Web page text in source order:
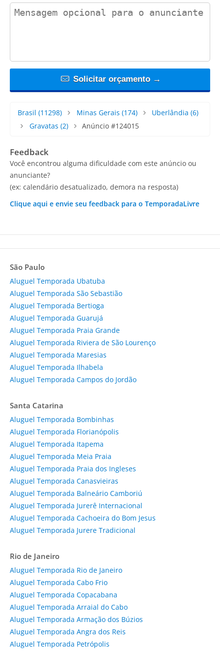
contact_message
Solicitar orçamento →
Brasil (11298) Minas Gerais (174) Uberlândia (6)
Gravatas (2) Anúncio #124015
Feedback
Você encontrou alguma dificuldade com este anúncio ou
anunciante?
(ex: calendário desatualizado, demora na resposta)
Clique aqui e envie seu feedback para o TemporadaLivre
São Paulo
Aluguel Temporada Ubatuba
Aluguel Temporada São Sebastião
Aluguel Temporada Bertioga
Aluguel Temporada Guarujá
Aluguel Temporada Praia Grande
Aluguel Temporada Riviera de São Lourenço
Aluguel Temporada Maresias
Aluguel Temporada Ilhabela
Aluguel Temporada Campos do Jordão
Santa Catarina
Aluguel Temporada Bombinhas
Aluguel Temporada Florianópolis
Aluguel Temporada Itapema
Aluguel Temporada Meia Praia
Aluguel Temporada Praia dos Ingleses
Aluguel Temporada Canasvieiras
Aluguel Temporada Balneário Camboriú
Aluguel Temporada Jurerê Internacional
Aluguel Temporada Cachoeira do Bom Jesus
Aluguel Temporada Jurere Tradicional
Rio de Janeiro
Aluguel Temporada Rio de Janeiro
Aluguel Temporada Cabo Frio
Aluguel Temporada Copacabana
Aluguel Temporada Arraial do Cabo
Aluguel Temporada Armação dos Búzios
Aluguel Temporada Angra dos Reis
Aluguel Temporada Petrópolis